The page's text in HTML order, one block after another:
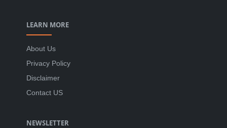
LEARN MORE
About Us
Privacy Policy
Disclaimer
Contact US
NEWSLETTER